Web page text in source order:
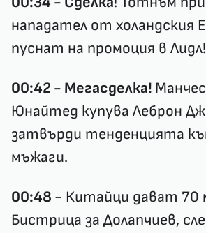
нападател от холандския
пуснат на промоция в Лидл!
00:42 - Мегасделка!
Юнайтед купува Леброн
затвърди тенденцията
мъжаги.
00:48 - Китайци дават 70
Бистрица за Долапчиев,